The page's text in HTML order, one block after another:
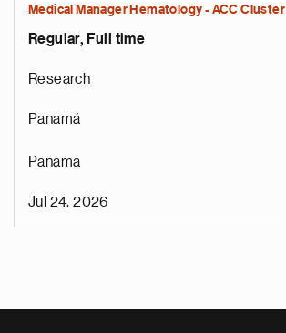
Medical Manager Hematology - ACC Cluster
Regular, Full time
Research
Panamá
Panama
Jul 24, 2026